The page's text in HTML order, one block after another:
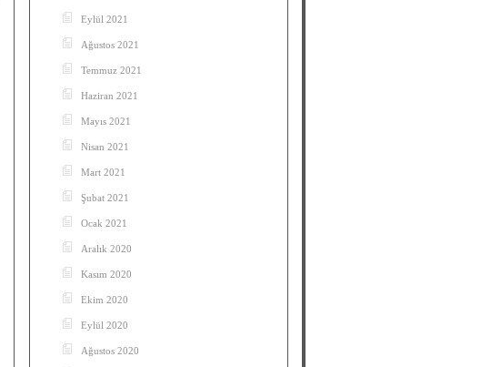
Eylül 2021
Ağustos 2021
Temmuz 2021
Haziran 2021
Mayıs 2021
Nisan 2021
Mart 2021
Şubat 2021
Ocak 2021
Aralık 2020
Kasım 2020
Ekim 2020
Eylül 2020
Ağustos 2020